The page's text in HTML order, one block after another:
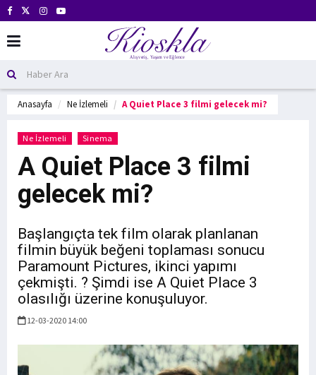
Anasayfa Ne İzlemeli A Quiet Place 3 filmi gelecek mi?
Ne İzlemeli Sinema
A Quiet Place 3 filmi
gelecek mi?
Başlangıçta tek film olarak planlanan
filmin büyük beğeni toplaması sonucu
Paramount Pictures, ikinci yapımı
çekmişti. ? Şimdi ise A Quiet Place 3
olasılığı üzerine konuşuluyor.
12-03-2020 14:00